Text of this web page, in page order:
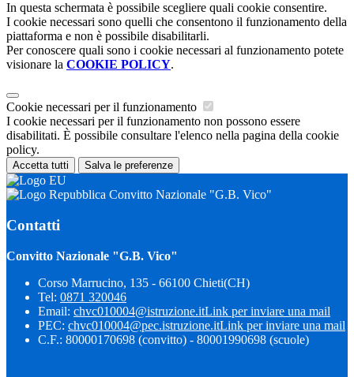
In questa schermata è possibile scegliere quali cookie consentire.
I cookie necessari sono quelli che consentono il funzionamento della
piattaforma e non è possibile disabilitarli.
Per conoscere quali sono i cookie necessari al funzionamento potete
visionare la COOKIE POLICY.
Cookie necessari per il funzionamento
I cookie necessari per il funzionamento non possono essere
disabilitati. È possibile consultare l'elenco nella pagina della cookie
policy.
Accetta tutti Salva le preferenze
Convitto Nazionale "G.B. Vico"
Contatti
Convitto Nazionale "G.B. Vico"
Corso Marrucino, 135 - 66100 Chieti(CH)
Tel: 0871 320046
Email: chvc010004@istruzione.itLink per inviare una mail
PEC: chvc010004@pec.istruzione.itLink per inviare una mail
C.F.: 80000170698 (convitto) - 80001990698 (scuole)